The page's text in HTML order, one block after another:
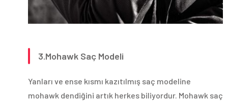
3.Mohawk Saç Modeli
Yanları ve ense kısmı kazıtılmış saç modeline
mohawk dendiğini artık herkes biliyordur. Mohawk saç